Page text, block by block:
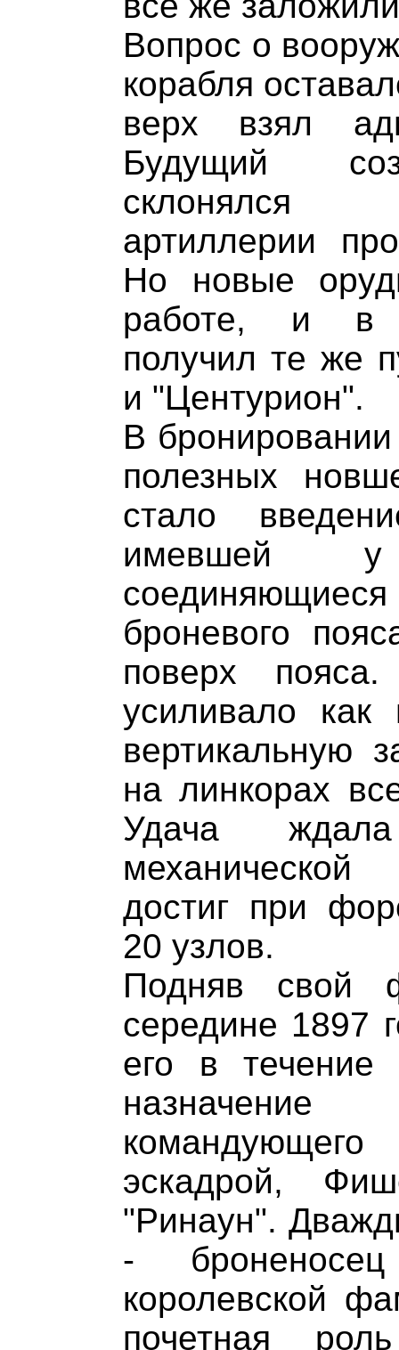
Вопрос о
корабля
верх взял
Будущий
склонялся
артиллерии
Но новые
работе, и в
получил те же
и "Центурион".
В
полезных
стало
имевшей
броневого
поверх
усиливало как
вертикальную
на линкорах
Удача
достиг при
20 узлов.
Подняв свой
середине 1897
его в течение
эскадрой,
"Ринаун".
-
королевской
почетная